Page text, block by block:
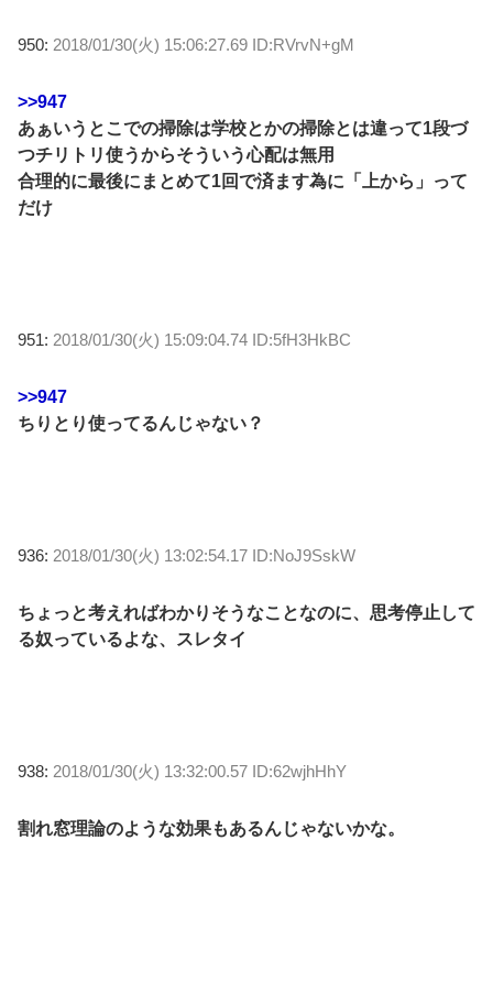
950: 2018/01/30(火) 15:06:27.69 ID:RVrvN+gM
>>947
あぁいうとこでの掃除は学校とかの掃除とは違って1段づ
つチリトリ使うからそういう心配は無用
合理的に最後にまとめて1回で済ます為に「上から」って
だけ
951: 2018/01/30(火) 15:09:04.74 ID:5fH3HkBC
>>947
ちりとり使ってるんじゃない？
936: 2018/01/30(火) 13:02:54.17 ID:NoJ9SskW
ちょっと考えればわかりそうなことなのに、思考停止して
る奴っているよな、スレタイ
938: 2018/01/30(火) 13:32:00.57 ID:62wjhHhY
割れ窓理論のような効果もあるんじゃないかな。